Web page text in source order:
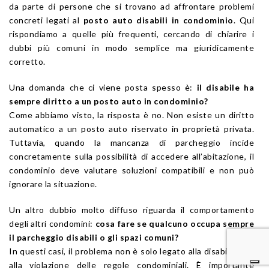
da parte di persone che si trovano ad affrontare problemi
concreti legati al posto auto disabili in condominio. Qui
rispondiamo a quelle più frequenti, cercando di chiarire i
dubbi più comuni in modo semplice ma giuridicamente
corretto.
Una domanda che ci viene posta spesso è: il disabile ha
sempre diritto a un posto auto in condominio?
Come abbiamo visto, la risposta è no. Non esiste un diritto
automatico a un posto auto riservato in proprietà privata.
Tuttavia, quando la mancanza di parcheggio incide
concretamente sulla possibilità di accedere all’abitazione, il
condominio deve valutare soluzioni compatibili e non può
ignorare la situazione.
Un altro dubbio molto diffuso riguarda il comportamento
degli altri condomini: cosa fare se qualcuno occupa sempre
il parcheggio disabili o gli spazi comuni?
In questi casi, il problema non è solo legato alla disabilità ma
alla violazione delle regole condominiali. È importante